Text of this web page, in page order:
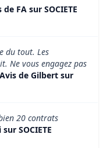
de FA sur SOCIETE
du tout. Les
Ne vous engagez pas
Avis de Gilbert sur
20 contrats
SOCIETE